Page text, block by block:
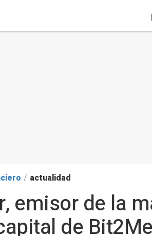
/ actualidad
emisor de la
de Bit2Me